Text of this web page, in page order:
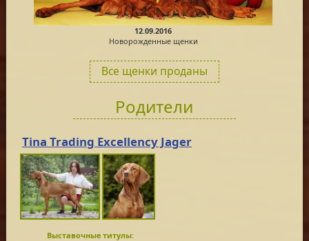
12.09.2016
Новорожденные щенки
Все щенки проданы
Родители
Tina Trading Excellency Jager
Выставочные титулы: